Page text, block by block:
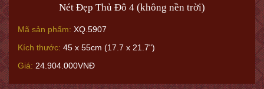
Nét Đẹp Thủ Đô 4 (không nền trời)
Mã sản phẩm: XQ.5907
Kích thước: 45 x 55cm (17.7 x 21.7")
Giá: 24.904.000VNĐ